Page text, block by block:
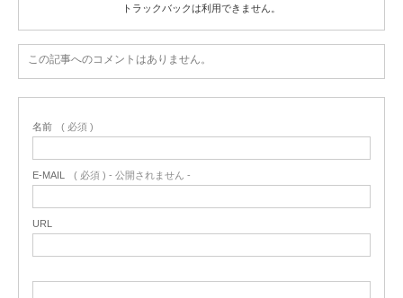
トラックバックは利用できません。
この記事へのコメントはありません。
名前 ( 必須 )
E-MAIL ( 必須 ) - 公開されません -
URL